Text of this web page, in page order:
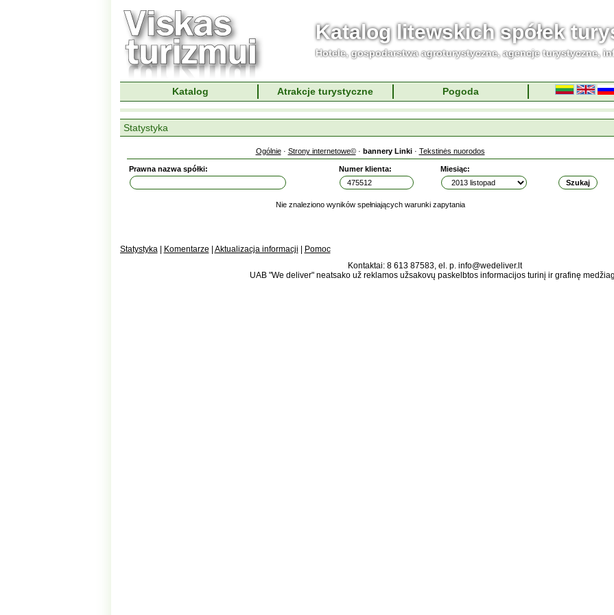
Katalog litewskich spółek
Hotele, gospodarstwa agroturystyczne, agencje turystyczne,
Katalog Atrakcje turystyczne Pogoda
Statystyka
Ogólnie· Strony internetowe©· bannery Linki· Tekstinės nuorodos
Prawna nazwa spółki: Numer klienta: Miesiąc:
Nie znaleziono wyników spełniających warunki zapytania
Statystyka Komentarze Aktualizacja informacji
Pomoc
Kontaktai: 8 613 87583, el. p. info@wedeliver.lt
UAB "We deliver" neatsako už reklamos užsakovų paskelbtos informacijos turinį ir grafinę